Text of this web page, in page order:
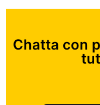
Chatta con